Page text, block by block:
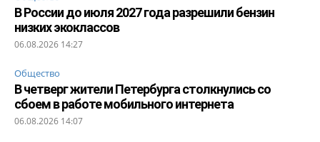
В России до июля 2027 года разрешили бензин
низких экоклассов
06.08.2026 14:27
Общество
В четверг жители Петербурга столкнулись со
сбоем в работе мобильного интернета
06.08.2026 14:07